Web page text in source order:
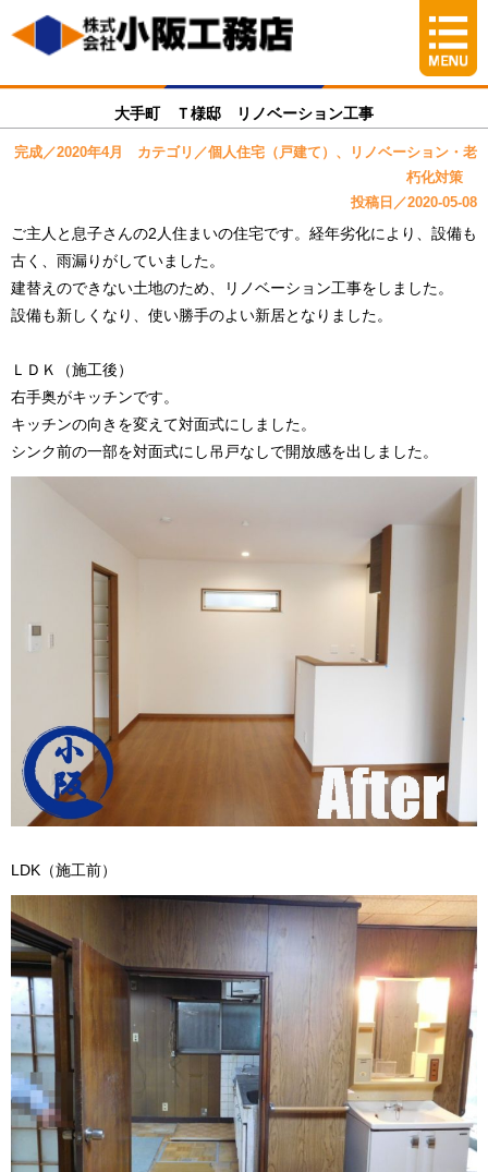
大手町 Ｔ様邸 リノベーション工事
完成／2020年4月 カテゴリ／個人住宅（戸建て）、リノベーション・老
朽化対策
投稿日／2020-05-08
ご主人と息子さんの2人住まいの住宅です。経年劣化により、設備も
古く、雨漏りがしていました。
建替えのできない土地のため、リノベーション工事をしました。
設備も新しくなり、使い勝手のよい新居となりました。
ＬＤＫ（施工後）
右手奥がキッチンです。
キッチンの向きを変えて対面式にしました。
シンク前の一部を対面式にし吊戸なしで開放感を出しました。
LDK（施工前）